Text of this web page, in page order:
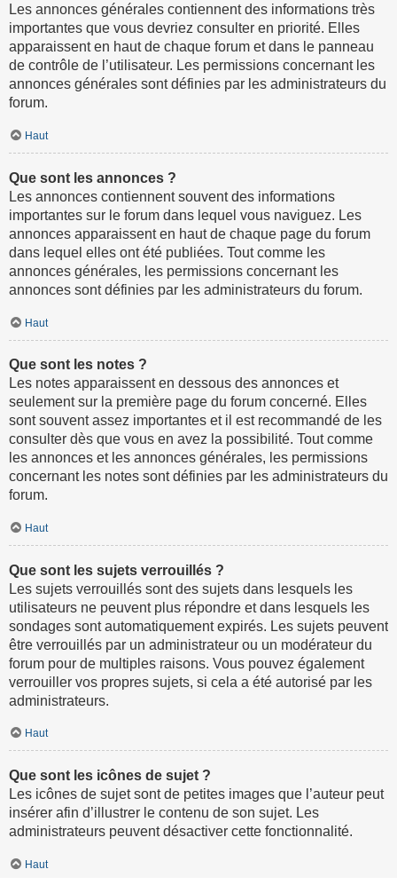
Les annonces générales contiennent des informations très
importantes que vous devriez consulter en priorité. Elles
apparaissent en haut de chaque forum et dans le panneau
de contrôle de l’utilisateur. Les permissions concernant les
annonces générales sont définies par les administrateurs du
forum.
Haut
Que sont les annonces ?
Les annonces contiennent souvent des informations
importantes sur le forum dans lequel vous naviguez. Les
annonces apparaissent en haut de chaque page du forum
dans lequel elles ont été publiées. Tout comme les
annonces générales, les permissions concernant les
annonces sont définies par les administrateurs du forum.
Haut
Que sont les notes ?
Les notes apparaissent en dessous des annonces et
seulement sur la première page du forum concerné. Elles
sont souvent assez importantes et il est recommandé de les
consulter dès que vous en avez la possibilité. Tout comme
les annonces et les annonces générales, les permissions
concernant les notes sont définies par les administrateurs du
forum.
Haut
Que sont les sujets verrouillés ?
Les sujets verrouillés sont des sujets dans lesquels les
utilisateurs ne peuvent plus répondre et dans lesquels les
sondages sont automatiquement expirés. Les sujets peuvent
être verrouillés par un administrateur ou un modérateur du
forum pour de multiples raisons. Vous pouvez également
verrouiller vos propres sujets, si cela a été autorisé par les
administrateurs.
Haut
Que sont les icônes de sujet ?
Les icônes de sujet sont de petites images que l’auteur peut
insérer afin d’illustrer le contenu de son sujet. Les
administrateurs peuvent désactiver cette fonctionnalité.
Haut